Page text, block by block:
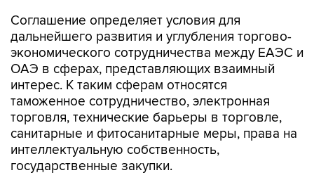
Соглашение определяет условия для
дальнейшего развития и углубления торгово-
экономического сотрудничества между ЕАЭС и
ОАЭ в сферах, представляющих взаимный
интерес. К таким сферам относятся
таможенное сотрудничество, электронная
торговля, технические барьеры в торговле,
санитарные и фитосанитарные меры, права на
интеллектуальную собственность,
государственные закупки.